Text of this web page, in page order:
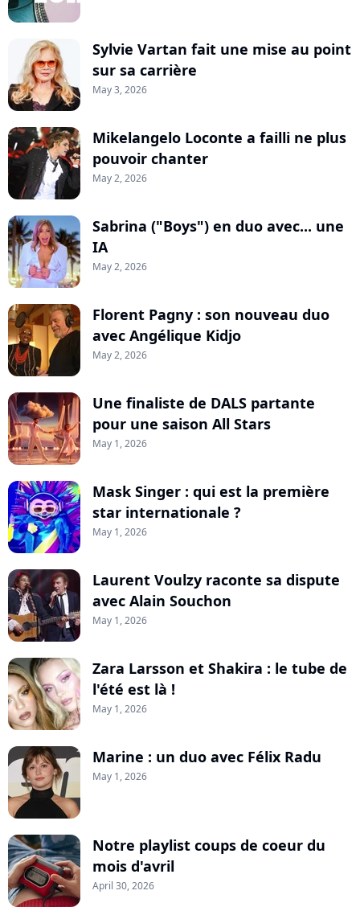
Sylvie Vartan fait une mise au point
sur sa carrière
May 3, 2026
Mikelangelo Loconte a failli ne plus
pouvoir chanter
May 2, 2026
Sabrina ("Boys") en duo avec... une
IA
May 2, 2026
Florent Pagny : son nouveau duo
avec Angélique Kidjo
May 2, 2026
Une finaliste de DALS partante
pour une saison All Stars
May 1, 2026
Mask Singer : qui est la première
star internationale ?
May 1, 2026
Laurent Voulzy raconte sa dispute
avec Alain Souchon
May 1, 2026
Zara Larsson et Shakira : le tube de
l'été est là !
May 1, 2026
Marine : un duo avec Félix Radu
May 1, 2026
Notre playlist coups de coeur du
mois d'avril
April 30, 2026